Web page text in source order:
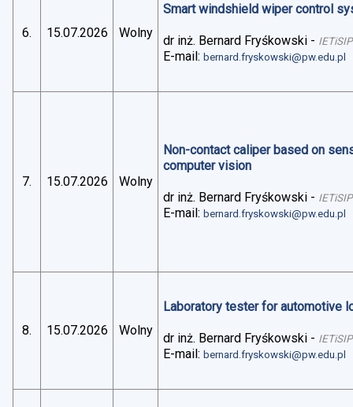
6. 15.07.2026 Wolny
Smart windshield wiper control
dr inż. Bernard Fryśkowski - IETiSIP
E-mail:bernard.fryskowski@pw.edu.pl
7. 15.07.2026 Wolny
Non-contact caliper based on
computer vision
dr inż. Bernard Fryśkowski - IETiSIP
E-mail:bernard.fryskowski@pw.edu.pl
8. 15.07.2026 Wolny
Laboratory tester for automotive
dr inż. Bernard Fryśkowski - IETiSIP
E-mail:bernard.fryskowski@pw.edu.pl